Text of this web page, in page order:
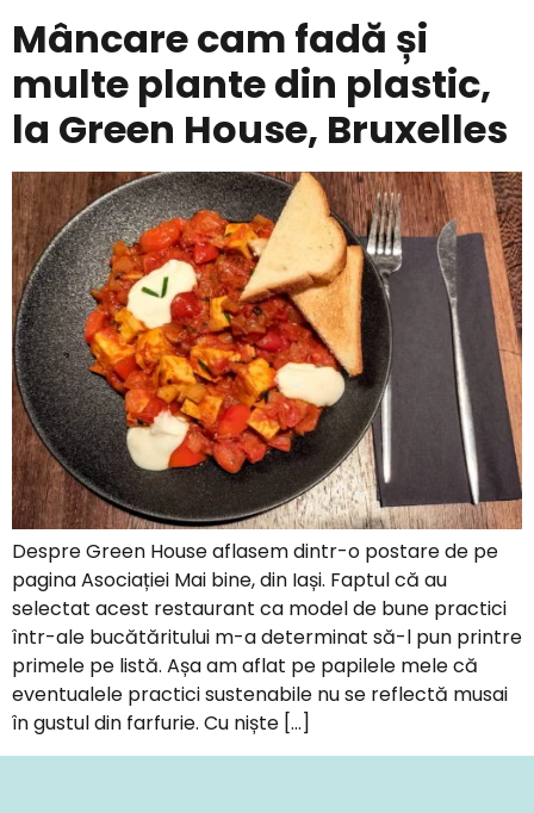
Mâncare cam fadă și
multe plante din plastic,
la Green House, Bruxelles
Despre Green House aflasem dintr-o postare de pe
pagina Asociației Mai bine, din Iași. Faptul că au
selectat acest restaurant ca model de bune practici
într-ale bucătăritului m-a determinat să-l pun printre
primele pe listă. Așa am aflat pe papilele mele că
eventualele practici sustenabile nu se reflectă musai
în gustul din farfurie. Cu niște […]